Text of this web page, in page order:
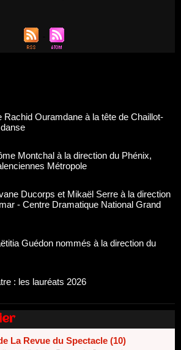
Montchal à la direction du Phénix,
Métropole
Ducorps et Mikaël Serre à la direction
- Centre Dramatique National Grand
Guédon nommés à la direction du
: les lauréats 2026
Écrire pour le cirque, les lauréats 2026 !
SACD 2026
Grandes Formes Théâtre 2026
La Revue du Spectacle (10)